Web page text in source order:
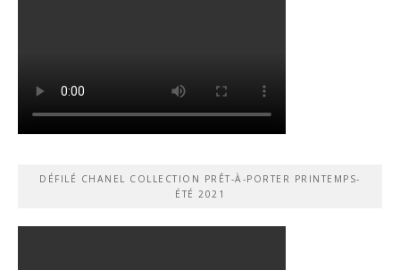
DÉFILÉ CHANEL COLLECTION PRÊT-À-PORTER PRINTEMPS-
ÉTÉ 2021